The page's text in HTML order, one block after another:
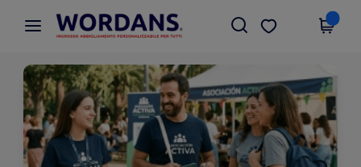
× App Wordans
Prezzi migliori sull'app!
Scarica app